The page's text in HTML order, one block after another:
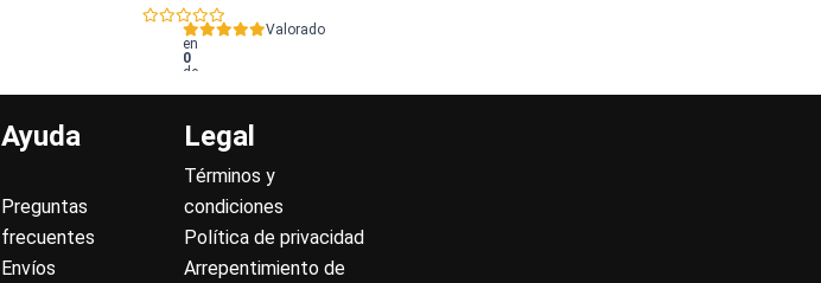
Valorado
en
0
de
Ayuda
Preguntas
frecuentes
Envíos
Legal
Términos y
condiciones
Política de privacidad
Arrepentimiento de